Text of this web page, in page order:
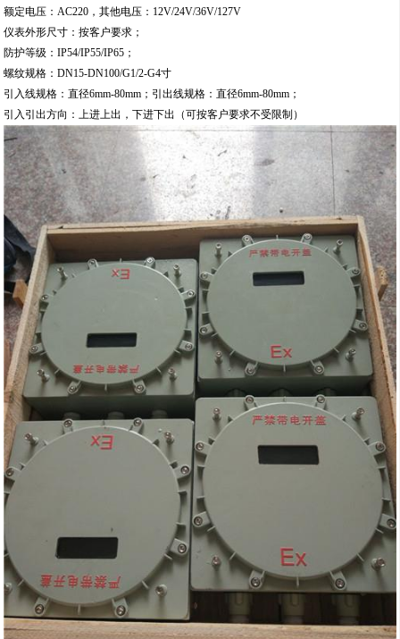
额定电压：AC220，其他电压：12V/24V/36V/127V
仪表外形尺寸：按客户要求；
防护等级：IP54/IP55/IP65；
螺纹规格：DN15-DN100/G1/2-G4寸
引入线规格：直径6mm-80mm；引出线规格：直径6mm-80mm；
引入引出方向：上进上出，下进下出（可按客户要求不受限制）